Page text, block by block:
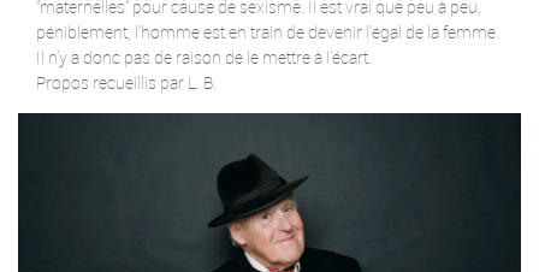
“maternelles” pour cause de sexisme. Il est vrai que peu à peu,
péniblement, l’homme est en train de devenir l’égal de la femme.
Il n’y a donc pas de raison de le mettre à l’écart.
Propos recueillis par L. B.